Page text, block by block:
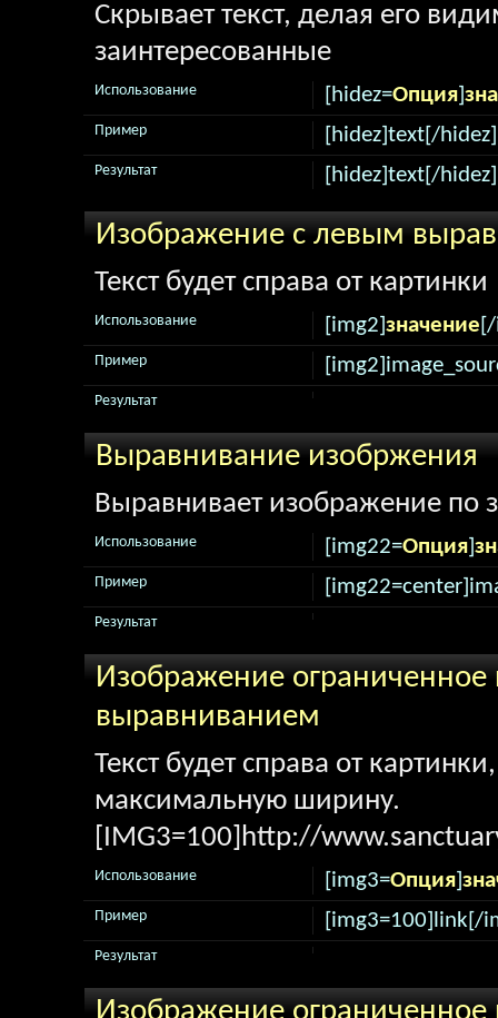
Скрывает текст, делая его
заинтересованные
[hidez=Опция]
Использование
[hidez]text[/hidez]
Пример
[hidez]text[/hidez]
Результат
Изображение с левым
Текст будет справа от картинки
[img2]значение
Использование
Пример
Результат
Выравнивание изобржения
Выравнивает изображение по
[img22=Опция]
Использование
Пример
Результат
Изображение
выравниванием
Текст будет справа от
максимальную ширину.
[IMG3=100]http://
[img3=Опция]
Использование
[img3=100]link[/
Пример
Результат